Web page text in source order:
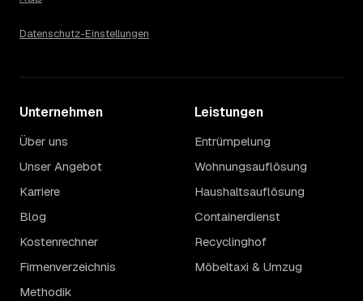
Datenschutz-Einstellungen
Unternehmen
Über uns
Unser Angebot
Karriere
Blog
Kostenrechner
Firmenverzeichnis
Methodik
Leistungen
Entrümpelung
Wohnungsauflösung
Haushaltsauflösung
Containerdienst
Recyclinghof
Möbeltaxi & Umzug